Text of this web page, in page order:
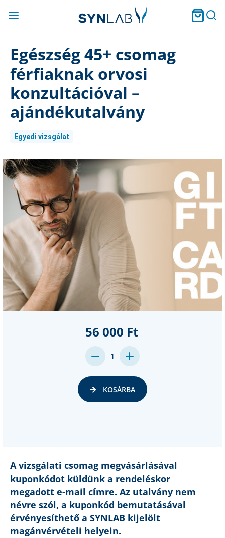
Egészség 45+ csomag
férfiaknak orvosi
konzultációval –
ajándékutalvány
Egyedi vizsgálat
A vizsgálati csomag megvásárlásával
kuponkódot küldünk a rendeléskor
megadott e-mail címre. Az utalvány nem
névre szól, a kuponkód bemutatásával
érvényesíthető a SYNLAB kijelölt
magánvérvételi helyein.
Current
Stock:
56 000 Ft
DECREASE
QUANTITY:
1
INCREASE
QUANTITY:
KOSÁRBA